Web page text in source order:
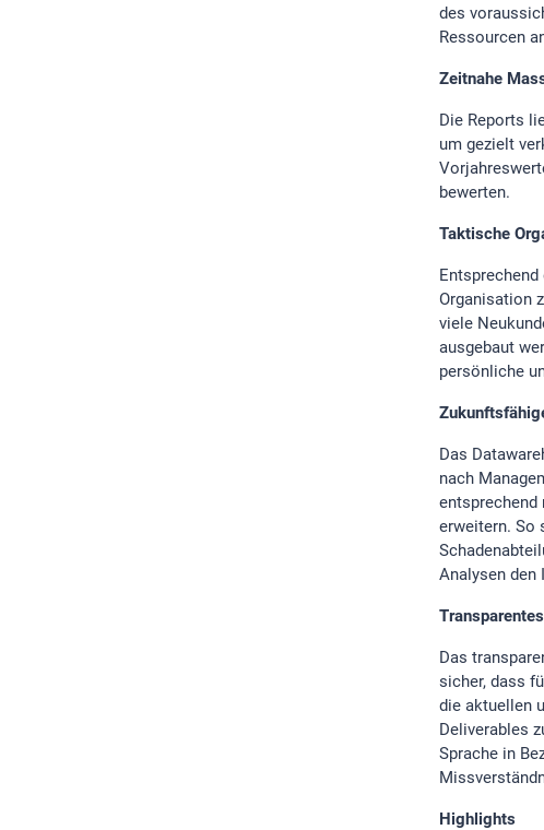
des
Ressourcen
Zeitnahe
Die Reports
um gezielt
bewerten.
Taktische
Organisation
viele
ausgebaut
persönliche
Das
nach
entsprechend
erweitern. So
Analysen den
Das
sicher, dass
die aktuellen
Deliverables
Sprache in
Highlights